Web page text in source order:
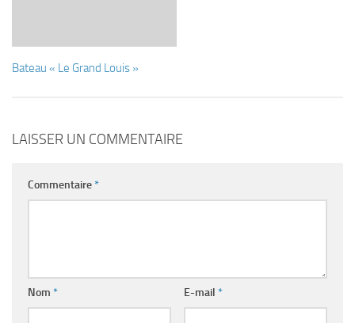
Bateau « Le Grand Louis »
LAISSER UN COMMENTAIRE
Commentaire*
Nom * E-mail *